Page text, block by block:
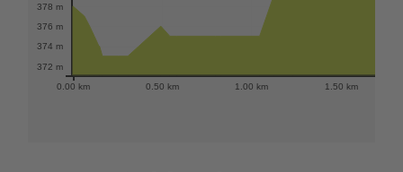
0.00 km 0.50 km 1.00 km 1.50 km
372 m
374 m
376 m
378 m